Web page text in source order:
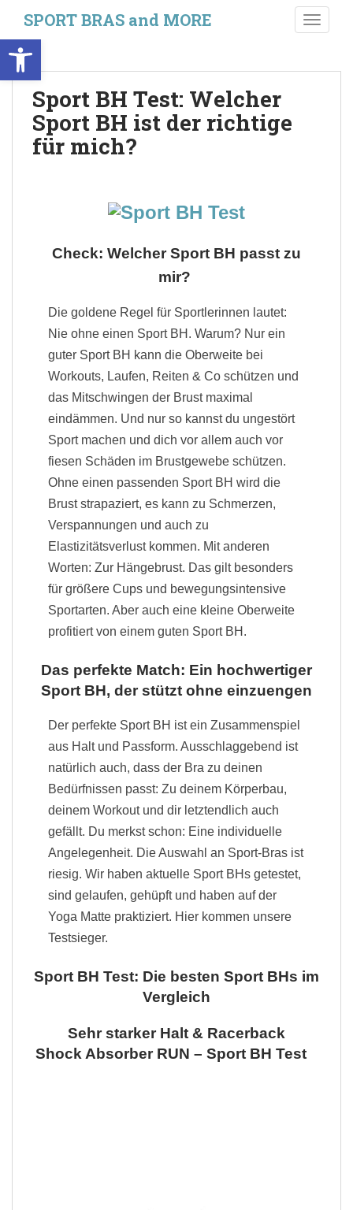
i
t
SPORT BRAS and MORE
Sport BH Test: Welcher
Sport BH ist der richtige
für mich?
Check: Welcher Sport BH passt zu
mir?
Die goldene Regel für Sportlerinnen lautet:
Nie ohne einen Sport BH. Warum? Nur ein
guter Sport BH kann die Oberweite bei
Workouts, Laufen, Reiten & Co schützen und
das Mitschwingen der Brust maximal
eindämmen. Und nur so kannst du ungestört
Sport machen und dich vor allem auch vor
fiesen Schäden im Brustgewebe schützen.
Ohne einen passenden Sport BH wird die
Brust strapaziert, es kann zu Schmerzen,
Verspannungen und auch zu
Elastizitätsverlust kommen. Mit anderen
Worten: Zur Hängebrust. Das gilt besonders
für größere Cups und bewegungsintensive
Sportarten. Aber auch eine kleine Oberweite
profitiert von einem guten Sport BH.
Das perfekte Match: Ein hochwertiger
Sport BH, der stützt ohne einzuengen
Der perfekte Sport BH ist ein Zusammenspiel
aus Halt und Passform. Ausschlaggebend ist
natürlich auch, dass der Bra zu deinen
Bedürfnissen passt: Zu deinem Körperbau,
deinem Workout und dir letztendlich auch
gefällt. Du merkst schon: Eine individuelle
Angelegenheit. Die Auswahl an Sport-Bras ist
riesig. Wir haben aktuelle Sport BHs getestet,
sind gelaufen, gehüpft und haben auf der
Yoga Matte praktiziert. Hier kommen unsere
Testsieger.
Sport BH Test: Die besten Sport BHs im
Vergleich
Sehr starker Halt & Racerback
Shock Absorber RUN – Sport BH Test
Werkzeugleiste öffnen